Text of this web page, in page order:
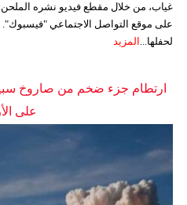
غياب، من خلال مقطع فيديو نشره
على موقع التواصل الاجتماعي
لحفلها... المزيد
ارتطام جزء ضخم من صاروخ
على